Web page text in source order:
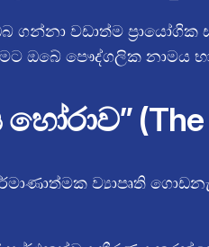
ගන්නා වඩාත්ම
ඔබේ පෞද්ගලික නාමය
(The
ව්‍යාපෘති